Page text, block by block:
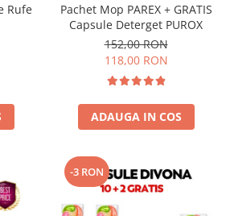
Rufe
Pachet Mop PAREX + GRATIS
Capsule Deterget PUROX
152,00 RON
118,00 RON
ADAUGA IN COS
-3 RON